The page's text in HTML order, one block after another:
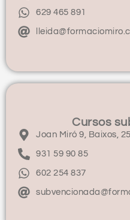
629 465 891
Cursos
Joan Miró 9, Baixos,
931 59 90 85
602 254 837